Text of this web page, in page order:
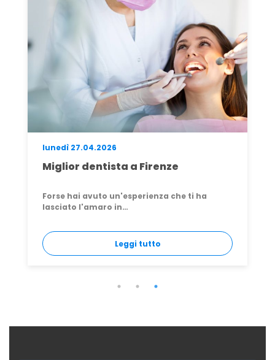
lunedì 27.04.2026
Miglior dentista a Firenze
Forse hai avuto un'esperienza che ti ha
lasciato l'amaro in…
Leggi tutto